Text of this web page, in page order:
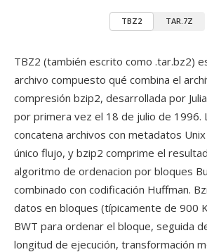
TBZ2 TAR.7Z
TBZ2 (también escrito como .tar.bz2)
archivo compuesto qué combina el
compresión bzip2, desarrollada por
por primera vez el 18 de julio de 1996.
concatena archivos con metadatos
único flujo, y bzip2 comprime el
algoritmo de ordenacion por bloques
combinado con codificación Huffman.
datos en bloques (típicamente de 900
BWT para ordenar el bloque, seguida
longitud de ejecución, transformación